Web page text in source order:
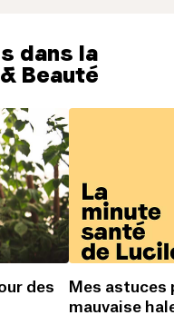
dans la
Beauté
des
Mes
mauvaise